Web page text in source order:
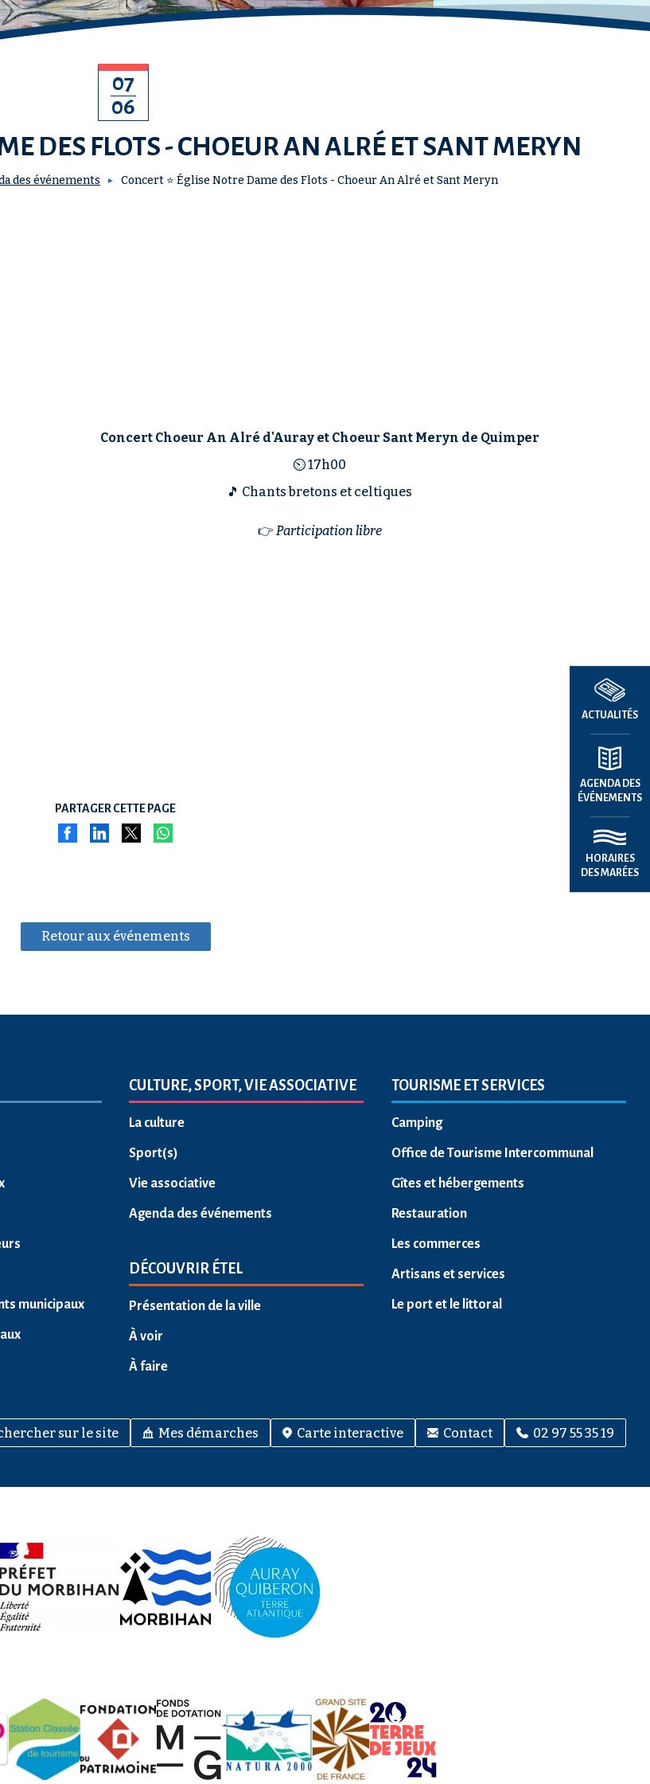
07
06
DES FLOTS - CHOEUR AN ALRÉ ET SANT MERYN
des événements Concert ⭐ Église Notre Dame des Flots - Choeur An Alré et Sant Meryn
Concert Choeur An Alré d'Auray et Choeur Sant Meryn de Quimper
⏲ 17h00
🎵 Chants bretons et celtiques
👉 Participation libre
PARTAGER CETTE PAGE
Retour aux événements
municipaux
CULTURE, SPORT, VIE ASSOCIATIVE
La culture
Sport(s)
Vie associative
Agenda des événements
DÉCOUVRIR ÉTEL
Présentation de la ville
À voir
À faire
TOURISME ET SERVICES
Camping
Office de Tourisme Intercommunal
Gîtes et hébergements
Restauration
Les commerces
Artisans et services
Le port et le littoral
sur le site Mes démarches Carte interactive Contact 02 97 55 35 19
ACTUALITÉS
AGENDA DES
ÉVÉNEMENTS
HORAIRES
DES MARÉES